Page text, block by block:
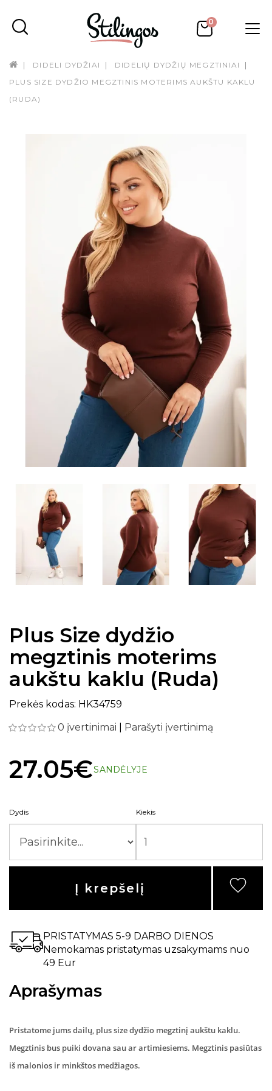
0
DIDELI DYDŽIAI
DIDELIŲ DYDŽIŲ MEGZTINIAI
PLUS SIZE DYDŽIO MEGZTINIS MOTERIMS AUKŠTU KAKLU
(RUDA)
Plus Size dydžio
megztinis moterims
aukštu kaklu (Ruda)
Prekės kodas: HK34759
0 įvertinimai
Parašyti įvertinimą
27.05€SANDĖLYJE
Dydis Kiekis
Į krepšelį
PRISTATYMAS 5-9 DARBO DIENOS
Nemokamas pristatymas uzsakymams nuo
49 Eur
Aprašymas
Pristatome jums dailų, plus size dydžio megztinį aukštu kaklu.
Megztinis bus puiki dovana sau ar artimiesiems. Megztinis pasiūtas
iš malonios ir minkštos medžiagos.